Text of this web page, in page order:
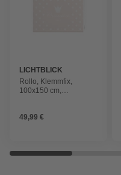
LICHTBLICK
Rollo, ‎‎Klemmfix,
100x150 cm‎‎,
49,99 €